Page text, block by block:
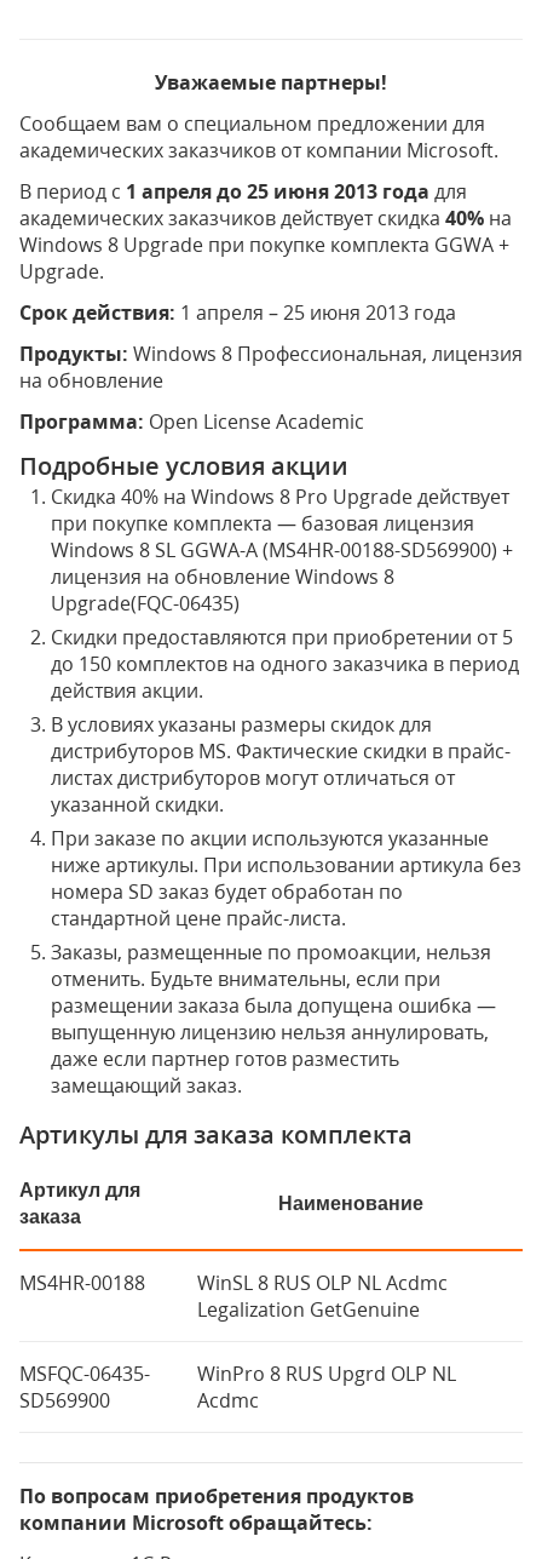
Уважаемые партнеры!
Сообщаем вам о специальном предложении для
академических заказчиков от компании Microsoft.
В период c 1 апреля до 25 июня 2013 года для
академических заказчиков действует скидка 40% на
Windows 8 Upgrade при покупке комплекта GGWA +
Upgrade.
Срок действия: 1 апреля – 25 июня 2013 года
Продукты: Windows 8 Профессиональная, лицензия
на обновление
Программа: Open License Academic
Подробные условия акции
Скидка 40% на Windows 8 Pro Upgrade действует
при покупке комплекта — базовая лицензия
Windows 8 SL GGWA-A (MS4HR-00188-SD569900) +
лицензия на обновление Windows 8
Upgrade(FQC-06435)
Скидки предоставляются при приобретении от 5
до 150 комплектов на одного заказчика в период
действия акции.
В условиях указаны размеры скидок для
дистрибуторов MS. Фактические скидки в прайс-
листах дистрибуторов могут отличаться от
указанной скидки.
При заказе по акции используются указанные
ниже артикулы. При использовании артикула без
номера SD заказ будет обработан по
стандартной цене прайс-листа.
Заказы, размещенные по промоакции, нельзя
отменить. Будьте внимательны, если при
размещении заказа была допущена ошибка —
выпущенную лицензию нельзя аннулировать,
даже если партнер готов разместить
замещающий заказ.
Артикулы для заказа комплекта
Артикул для
заказа
Наименование
MS4HR-00188
WinSL 8 RUS OLP NL Acdmc
Legalization GetGenuine
MSFQC-06435-
SD569900
WinPro 8 RUS Upgrd OLP NL
Acdmc
По вопросам приобретения продуктов
компании Microsoft обращайтесь: